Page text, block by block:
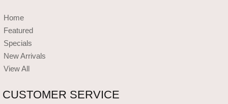
Home
Featured
Specials
New Arrivals
View All
CUSTOMER SERVICE